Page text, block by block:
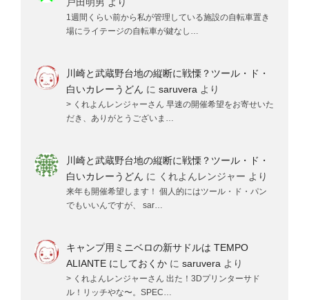
1週間くらい前から私が管理している施設の自転車置き
場にライテージの自転車が鍵なし…
川崎と武蔵野台地の縦断に戦慄？ツール・ド・
白いカレーうどん に saruvera より
> くれよんレンジャーさん 早速の開催希望をお寄せいた
だき、ありがとうございま…
川崎と武蔵野台地の縦断に戦慄？ツール・ド・
白いカレーうどん に くれよんレンジャー より
来年も開催希望します！ 個人的にはツール・ド・パン
でもいいんですが、 sar…
キャンプ用ミニベロの新サドルは TEMPO
ALIANTE にしておくかに saruvera より
> くれよんレンジャーさん 出た！3Dプリンターサド
ル！リッチやな〜。SPEC…